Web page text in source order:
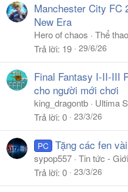
Manchester City FC
New Era
Hero of chaos
Thể thao
Trả lời 19 29/6/26
Final Fantasy I-II-III
cho người mới chơi
king_dragontb
Ultima
Trả lời 0 23/3/26
PC Tặng các fen
sypop557 Tin tức -
Trả lời 0 23/3/26